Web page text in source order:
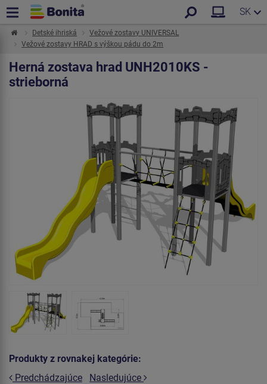
SK
Detské ihriská
Vežové zostavy UNIVERSAL
Vežové zostavy HRAD s výškou pádu do 2m
Herná zostava hrad UNH2010KS -
strieborná
Produkty z rovnakej kategórie:
Predchádzajúce
Nasledujúce